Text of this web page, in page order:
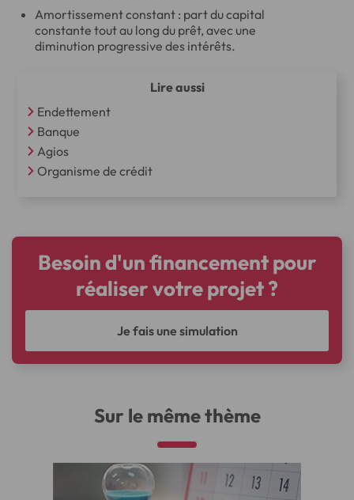
Amortissement constant : part du capital
constante tout au long du prêt, avec une
diminution progressive des intérêts.
Lire aussi
Endettement
Banque
Agios
Organisme de crédit
Besoin d'un financement pour
réaliser votre projet ?
Je fais une simulation
Sur le même thème